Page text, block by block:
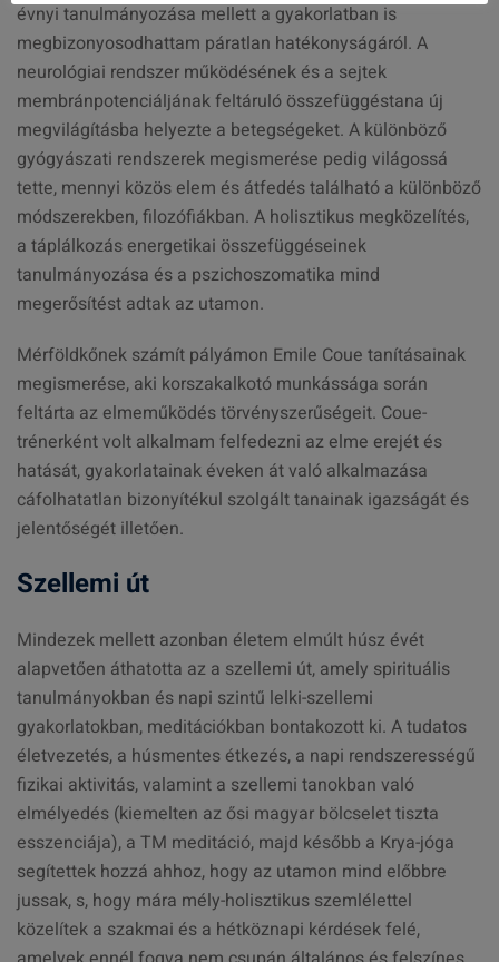
évnyi tanulmányozása mellett a gyakorlatban is
megbizonyosodhattam páratlan hatékonyságáról. A
neurológiai rendszer működésének és a sejtek
membránpotenciáljának feltáruló összefüggéstana új
megvilágításba helyezte a betegségeket. A különböző
gyógyászati rendszerek megismerése pedig világossá
tette, mennyi közös elem és átfedés található a különböző
módszerekben, filozófiákban. A holisztikus megközelítés,
a táplálkozás energetikai összefüggéseinek
tanulmányozása és a pszichoszomatika mind
megerősítést adtak az utamon.
Mérföldkőnek számít pályámon Emile Coue tanításainak
megismerése, aki korszakalkotó munkássága során
feltárta az elmeműködés törvényszerűségeit. Coue-
trénerként volt alkalmam felfedezni az elme erejét és
hatását, gyakorlatainak éveken át való alkalmazása
cáfolhatatlan bizonyítékul szolgált tanainak igazságát és
jelentőségét illetően.
Szellemi út
Mindezek mellett azonban életem elmúlt húsz évét
alapvetően áthatotta az a szellemi út, amely spirituális
tanulmányokban és napi szintű lelki-szellemi
gyakorlatokban, meditációkban bontakozott ki. A tudatos
életvezetés, a húsmentes étkezés, a napi rendszerességű
fizikai aktivitás, valamint a szellemi tanokban való
elmélyedés (kiemelten az ősi magyar bölcselet tiszta
esszenciája), a TM meditáció, majd később a Krya-jóga
segítettek hozzá ahhoz, hogy az utamon mind előbbre
jussak, s, hogy mára mély-holisztikus szemlélettel
közelítek a szakmai és a hétköznapi kérdések felé,